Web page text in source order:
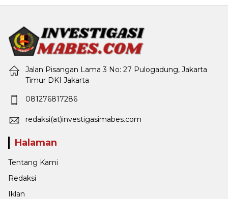
Jalan Pisangan Lama 3 No: 27 Pulogadung, Jakarta
Timur DKI Jakarta
081276817286
redaksi(at)investigasimabes.com
Halaman
Tentang Kami
Redaksi
Iklan